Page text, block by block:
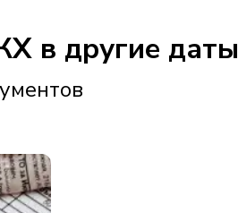
в другие даты